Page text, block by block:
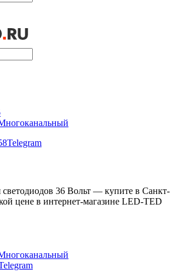
Telegram
светодиодов 36 Вольт — купите в Санкт-
цене в интернет-магазине LED-TED